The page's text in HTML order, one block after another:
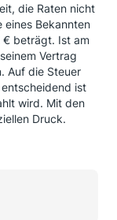
die Raten nicht
eines Bekannten
€ beträgt. Ist am
Vertrag
Auf die Steuer
ist
wird. Mit den
Druck.